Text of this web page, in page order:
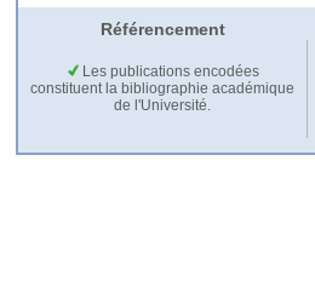
Référencement
Les publications encodées
constituent la bibliographie académique
de l'Université.